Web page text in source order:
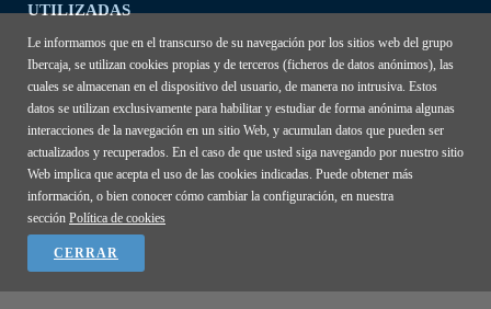
UTILIZADAS
Le informamos que en el transcurso de su navegación por los sitios web del grupo
Ibercaja, se utilizan cookies propias y de terceros (ficheros de datos anónimos), las
cuales se almacenan en el dispositivo del usuario, de manera no intrusiva. Estos
datos se utilizan exclusivamente para habilitar y estudiar de forma anónima algunas
interacciones de la navegación en un sitio Web, y acumulan datos que pueden ser
actualizados y recuperados. En el caso de que usted siga navegando por nuestro sitio
Web implica que acepta el uso de las cookies indicadas. Puede obtener más
información, o bien conocer cómo cambiar la configuración, en nuestra
sección Política de cookies
CERRAR